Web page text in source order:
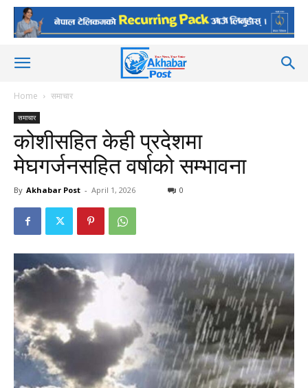
Home समाचार
समाचार
कोशीसहित केही प्रदेशमा
मेघगर्जनसहित वर्षाको सम्भावना
By Akhabar Post - April 1, 2026 0